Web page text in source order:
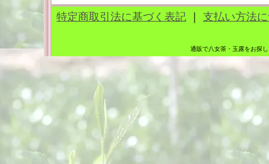
特定商取引法に基づく表記 支払い方法
通販で八女茶・玉露をお探